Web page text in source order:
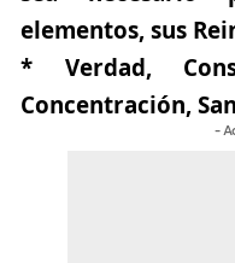
elementos, sus
* Verdad,
Concentración,
-